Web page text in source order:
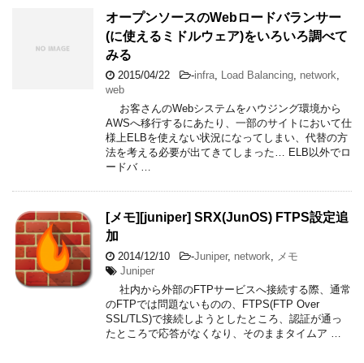
オープンソースのWebロードバランサー
(に使えるミドルウェア)をいろいろ調べて
みる
2015/04/22 -infra Load Balancing network
web
お客さんのWebシステムをハウジング環境から
AWSへ移行するにあたり、一部のサイトにおいて仕
様上ELBを使えない状況になってしまい、代替の方
法を考える必要が出てきてしまった… ELB以外でロ
ードバ …
[メモ][juniper] SRX(JunOS) FTPS設定追
加
2014/12/10 -Juniper, network
メモ
Juniper
社内から外部のFTPサービスへ接続する際、通常
のFTPでは問題ないものの、FTPS(FTP Over
SSL/TLS)で接続しようとしたところ、認証が通っ
たところで応答がなくなり、そのままタイムア …